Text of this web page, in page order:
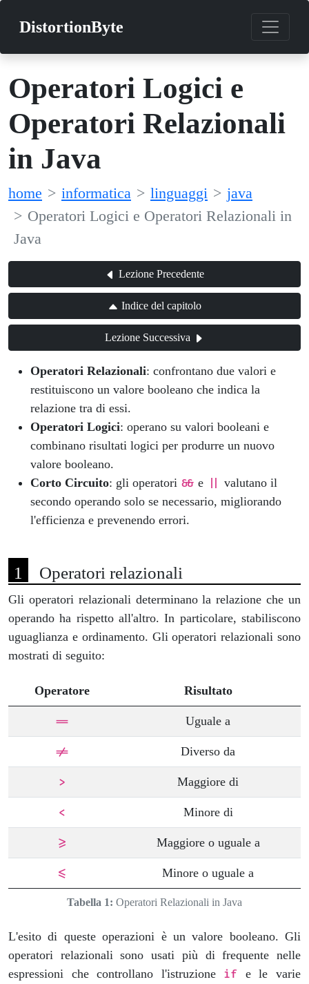
DistortionByte
Operatori Logici e
Operatori Relazionali
in Java
home informatica linguaggi
java
Operatori Logici e Operatori Relazionali in
Java
Lezione Precedente
Indice del capitolo
Lezione Successiva
Operatori Relazionali: confrontano due valori e
restituiscono un valore booleano che indica la
relazione tra di essi.
Operatori Logici: operano su valori booleani e
combinano risultati logici per produrre un nuovo
valore booleano.
Corto Circuito: gli operatori && e
valutano il
secondo operando solo se necessario, migliorando
l'efficienza e prevenendo errori.
Operatori relazionali
Gli operatori relazionali determinano la relazione che un
operando ha rispetto all'altro. In particolare, stabiliscono
uguaglianza e ordinamento. Gli operatori relazionali sono
mostrati di seguito:
Operatore Risultato
== Uguale a
!= Diverso da
> Maggiore di
< Minore di
>= Maggiore o uguale a
<= Minore o uguale a
Tabella 1: Operatori Relazionali in Java
L'esito di queste operazioni è un valore booleano. Gli
operatori relazionali sono usati più di frequente nelle
espressioni che controllano l'istruzione if e le varie